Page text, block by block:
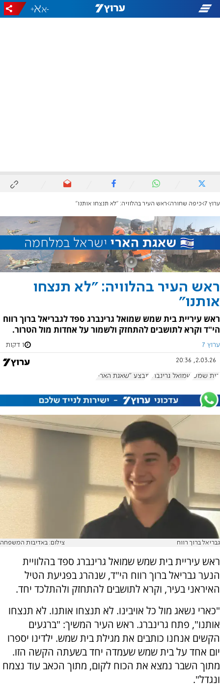
-
+
ערוץ 7 כיפה שחורה ראש העיר בהלוויה: "לא תנצחו אותנו"
ראש העיר בהלוויה: "לא תנצחו
אותנו"
ראש עיריית בית שמש שמואל גרינברג ספד לגבריאל ברוך רווח
הי"ד וקרא לתושבים להתחזק ולשמור על אחדות מול הטרור.
ערוץ 7 1 דקות
2.03.26, 20:36
בית שמש שמואל גרינברג מבצע "שאגת הארי"
גבריאל ברוך רווח צילום: באדיבות המשפחה
ראש עיריית בית שמש שמואל גרינברג ספד בהלוויית
הנער גבריאל ברוך רווח הי"ד, שנהרג בפגיעת הטיל
האיראני בעיר, וקרא לתושבים להתחזק ולהתלכד יחד.
"כארי נשאג מול כל אויבינו. לא תנצחו אותנו. לא תנצחו
אותנו", פתח גרינברג. ראש העיר המשיך: "ברגעים
הקשים אנחנו כותבים את מגילת בית שמש. ילדינו יספרו
יום אחד על בית שמש שעמדה יחד בשעתה הקשה הזו.
מתוך השבר נמצא את הכוח לקום, מתוך הכאב עוד נצמח
ונגדל".